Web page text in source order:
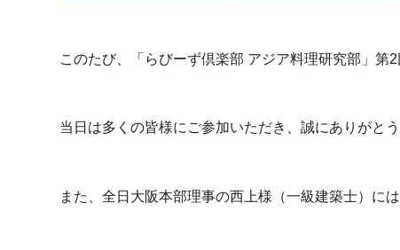
このたび、「らびーず倶楽部 アジア料理研究部」第2
当日は多くの皆様にご参加いただき、誠にありがとう
また、全日大阪本部理事の西上様（一級建築士）に